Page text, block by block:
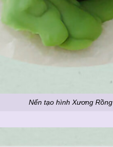
Nến tạo hình Xương Rồng